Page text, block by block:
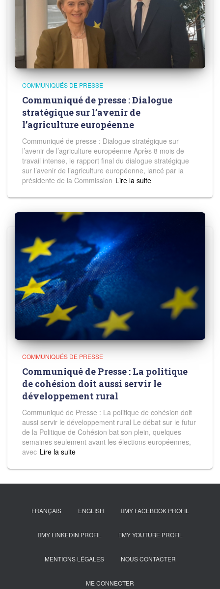
COMMUNIQUÉS DE PRESSE
Communiqué de presse : Dialogue
stratégique sur l’avenir de
l’agriculture européenne
Communiqué de presse : Dialogue stratégique sur
l’avenir de l’agriculture européenne Après 8 mois de
travail intense, le rapport final du dialogue stratégique
sur l’avenir de l’agriculture européenne, lancé par la
présidente de la Commission Read more
COMMUNIQUÉS DE PRESSE
Communiqué de Presse : La politique
de cohésion doit aussi servir le
développement rural
Communiqué de Presse : La politique de cohésion doit
aussi servir le développement rural Le débat sur le futur
de la Politique de Cohésion bat son plein, quelques
semaines seulement avant les élections européennes,
avec Read more
FRANÇAIS ENGLISH MY FACEBOOK PROFIL
MY LINKEDIN PROFIL MY YOUTUBE PROFIL
MENTIONS LÉGALES NOUS CONTACTER
ME CONNECTER